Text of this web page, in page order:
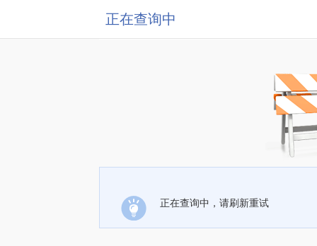
正在查询中
正在查询中，请刷新重试